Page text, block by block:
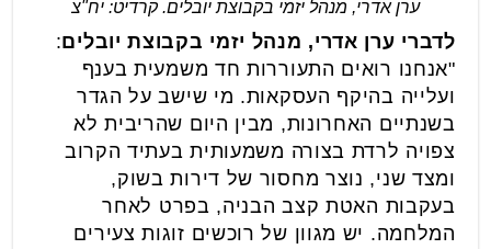
ערן אדרי, מנהל יזמי בקבוצת יובלים. קרדיט: יח"צ
לדברי ערן אדרי, מנהל יזמי בקבוצת יובלים:
"אנחנו רואים התעוררות חד משמעית בענף
ועלייה בהיקף העסקאות. מי שישב על הגדר
בשנתיים האחרונות, מבין היום שהריבית לא
צפויה לרדת בצורה משמעותית בעתיד הקרוב
ומצד שני, נוצר מחסור של דירות בשוק,
בעקבות האטת קצב הבניה, בפרט לאחר
המלחמה. יש מגוון של רוכשים זוגות צעירים